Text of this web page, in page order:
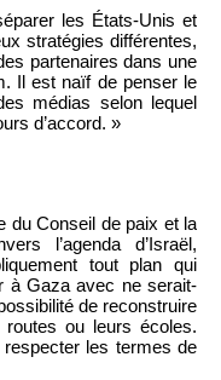
les États-Unis et
stratégies différentes,
partenaires dans une
Il est naïf de penser le
médias selon lequel
d’accord. »
du Conseil de paix et la
l’agenda d’Israël,
tout plan qui
à Gaza avec ne serait-
de reconstruire
ou leurs écoles.
les termes de